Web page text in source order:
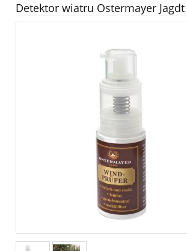
Detektor wiatru Ostermayer Jagdt